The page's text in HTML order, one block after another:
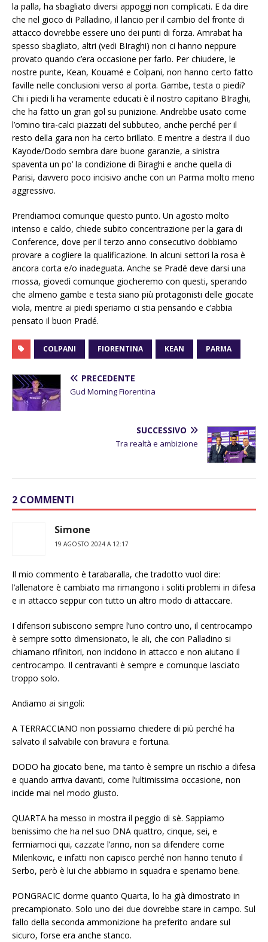
la palla, ha sbagliato diversi appoggi non complicati. E da dire
che nel gioco di Palladino, il lancio per il cambio del fronte di
attacco dovrebbe essere uno dei punti di forza. Amrabat ha
spesso sbagliato, altri (vedi BIraghi) non ci hanno neppure
provato quando c’era occasione per farlo. Per chiudere, le
nostre punte, Kean, Kouamé e Colpani, non hanno certo fatto
faville nelle conclusioni verso al porta. Gambe, testa o piedi?
Chi i piedi li ha veramente educati è il nostro capitano BIraghi,
che ha fatto un gran gol su punizione. Andrebbe usato come
l’omino tira-calci piazzati del subbuteo, anche perché per il
resto della gara non ha certo brillato. E mentre a destra il duo
Kayode/Dodo sembra dare buone garanzie, a sinistra
spaventa un po’ la condizione di Biraghi e anche quella di
Parisi, davvero poco incisivo anche con un Parma molto meno
aggressivo.
Prendiamoci comunque questo punto. Un agosto molto
intenso e caldo, chiede subito concentrazione per la gara di
Conference, dove per il terzo anno consecutivo dobbiamo
provare a cogliere la qualificazione. In alcuni settori la rosa è
ancora corta e/o inadeguata. Anche se Pradé deve darsi una
mossa, giovedì comunque giocheremo con questi, sperando
che almeno gambe e testa siano più protagonisti delle giocate
viola, mentre ai piedi speriamo ci stia pensando e c’abbia
pensato il buon Pradé.
COLPANI FIORENTINA KEAN PARMA
PRECEDENTE
Gud Morning Fiorentina
SUCCESSIVO
Tra realtà e ambizione
2 COMMENTI
Simone
19 AGOSTO 2024 A 12:17
Il mio commento è tarabaralla, che tradotto vuol dire:
l’allenatore è cambiato ma rimangono i soliti problemi in difesa
e in attacco seppur con tutto un altro modo di attaccare.
I difensori subiscono sempre l’uno contro uno, il centrocampo
è sempre sotto dimensionato, le ali, che con Palladino si
chiamano rifinitori, non incidono in attacco e non aiutano il
centrocampo. Il centravanti è sempre e comunque lasciato
troppo solo.
Andiamo ai singoli:
A TERRACCIANO non possiamo chiedere di più perché ha
salvato il salvabile con bravura e fortuna.
DODO ha giocato bene, ma tanto è sempre un rischio a difesa
e quando arriva davanti, come l’ultimissima occasione, non
incide mai nel modo giusto.
QUARTA ha messo in mostra il peggio di sè. Sappiamo
benissimo che ha nel suo DNA quattro, cinque, sei, e
fermiamoci qui, cazzate l’anno, non sa difendere come
Milenkovic, e infatti non capisco perché non hanno tenuto il
Serbo, però è lui che abbiamo in squadra e speriamo bene.
PONGRACIC dorme quanto Quarta, lo ha già dimostrato in
precampionato. Solo uno dei due dovrebbe stare in campo. Sul
fallo della seconda ammonizione ha preferito andare sul
sicuro, forse era anche stanco.